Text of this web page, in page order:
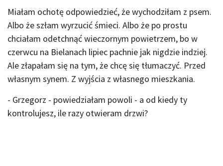
Miałam ochotę odpowiedzieć, że wychodziłam z psem.
Albo że szłam wyrzucić śmieci. Albo że po prostu
chciałam odetchnąć wieczornym powietrzem, bo w
czerwcu na Bielanach lipiec pachnie jak nigdzie indziej.
Ale złapałam się na tym, że chcę się tłumaczyć. Przed
własnym synem. Z wyjścia z własnego mieszkania.
- Grzegorz - powiedziałam powoli - a od kiedy ty
kontrolujesz, ile razy otwieram drzwi?